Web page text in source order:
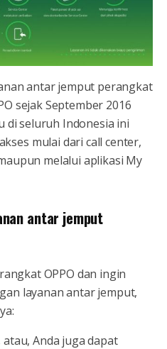
antar jemput perangkat
sejak September 2016
di seluruh Indonesia ini
mulai dari call center,
melalui aplikasi My
antar jemput
OPPO dan ingin
layanan antar jemput,
atau, Anda juga dapat